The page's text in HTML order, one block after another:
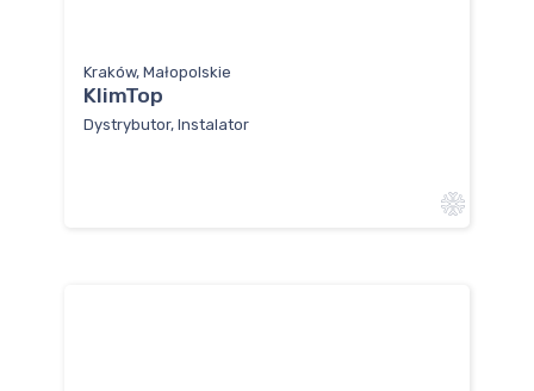
Kraków, Małopolskie
KlimTop
Dystrybutor, Instalator